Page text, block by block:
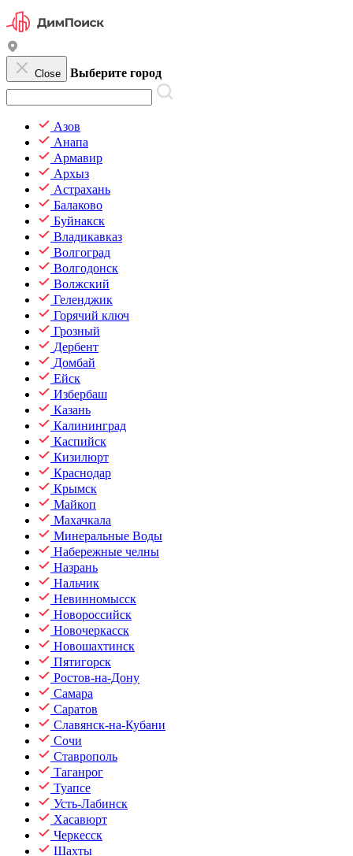
Close Выберите город
Азов
Анапа
Армавир
Архыз
Астрахань
Балаково
Буйнакск
Владикавказ
Волгоград
Волгодонск
Волжский
Геленджик
Горячий ключ
Грозный
Дербент
Домбай
Ейск
Избербаш
Казань
Калининград
Каспийск
Кизилюрт
Краснодар
Крымск
Майкоп
Махачкала
Минеральные Воды
Набережные челны
Назрань
Нальчик
Невинномысск
Новороссийск
Новочеркасск
Новошахтинск
Пятигорск
Ростов-на-Дону
Самара
Саратов
Славянск-на-Кубани
Сочи
Ставрополь
Таганрог
Туапсе
Усть-Лабинск
Хасавюрт
Черкесск
Шахты